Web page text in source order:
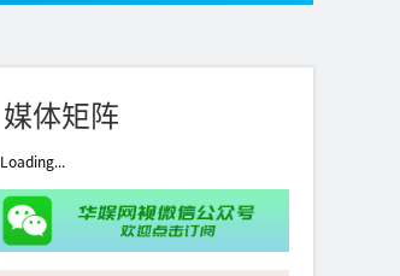
媒体矩阵
Loading...